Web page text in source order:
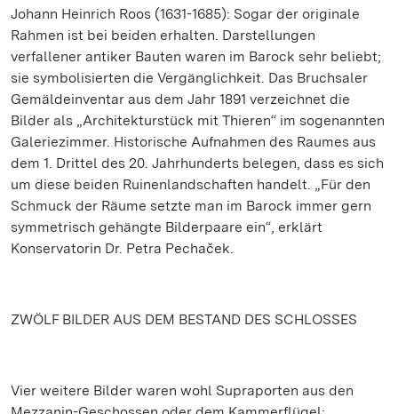
Johann Heinrich Roos (1631-1685): Sogar der originale
Rahmen ist bei beiden erhalten. Darstellungen
verfallener antiker Bauten waren im Barock sehr beliebt;
sie symbolisierten die Vergänglichkeit. Das Bruchsaler
Gemäldeinventar aus dem Jahr 1891 verzeichnet die
Bilder als „Architekturstück mit Thieren“ im sogenannten
Galeriezimmer. Historische Aufnahmen des Raumes aus
dem 1. Drittel des 20. Jahrhunderts belegen, dass es sich
um diese beiden Ruinenlandschaften handelt. „Für den
Schmuck der Räume setzte man im Barock immer gern
symmetrisch gehängte Bilderpaare ein“, erklärt
Konservatorin Dr. Petra Pechaček.
ZWÖLF BILDER AUS DEM BESTAND DES SCHLOSSES
Vier weitere Bilder waren wohl Supraporten aus den